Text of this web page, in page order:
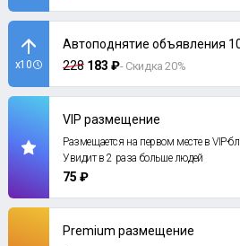
x10
Автоподнятие объявления
228 183 ₽- Скидка 20%
VIP размещение
Размещается на первом месте в VIP-
Увидит в 2 раза больше людей
75 ₽
Premium размещение